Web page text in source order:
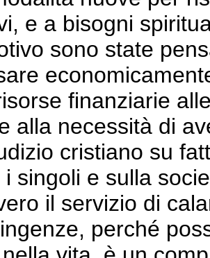
e a bisogni
sono state
finanziarie
alla necessità di
cristiano su
i singoli e sulla
il servizio di
perché